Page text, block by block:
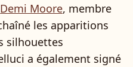
Demi Moore, membre
les apparitions
silhouettes
a également signé